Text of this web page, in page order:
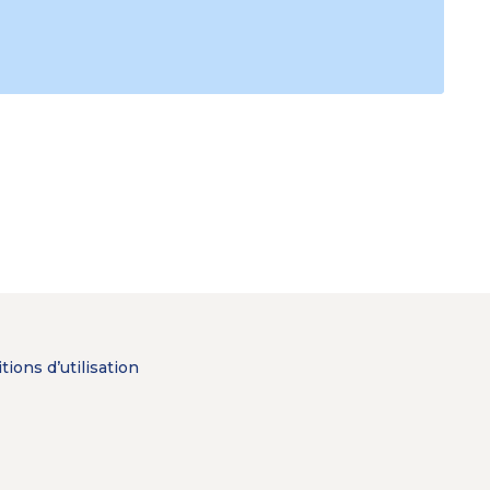
d’utilisation